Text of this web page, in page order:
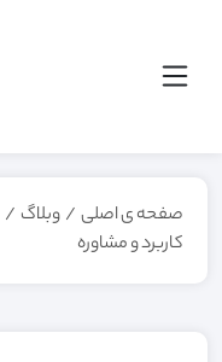
صفحه ی اصلی / وبلاگ /
کاربرد و مشاوره